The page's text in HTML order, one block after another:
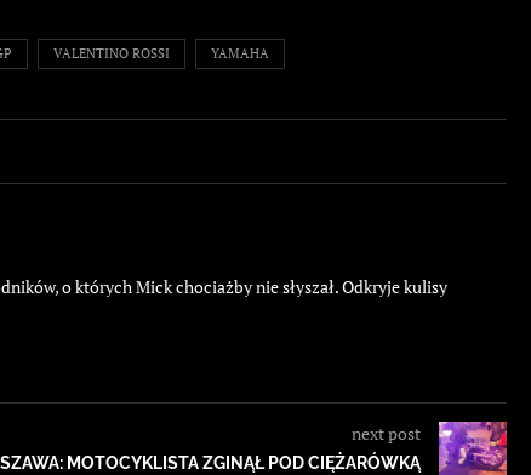
VALENTINO ROSSI YAMAHA
o których Mick chociażby nie słyszał. Odkryje kulisy
next post
MOTOCYKLISTA ZGINĄŁ POD CIĘŻARÓWKĄ